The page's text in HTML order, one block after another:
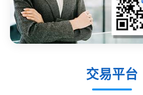
交易平台